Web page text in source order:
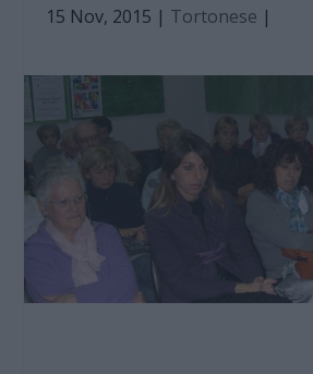
15 Nov, 2015 | Tortonese |